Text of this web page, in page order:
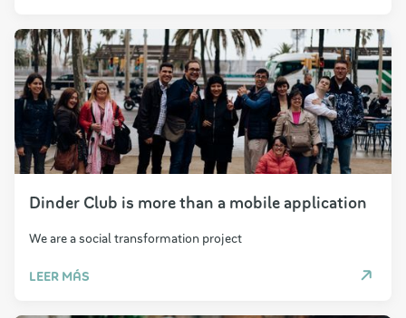
Dinder Club is more than a mobile application
We are a social transformation project
LEER MÁS